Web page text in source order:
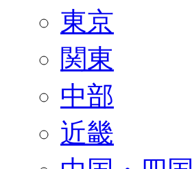
東京
関東
中部
近畿